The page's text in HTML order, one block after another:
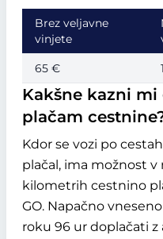
Brez veljavne
vinjete
65 €
Kakšne kazni mi
plačam
Kdor se vozi po
plačal, ima možnost v
kilometrih cestnino
GO. Napačno
roku 96 ur doplačati z